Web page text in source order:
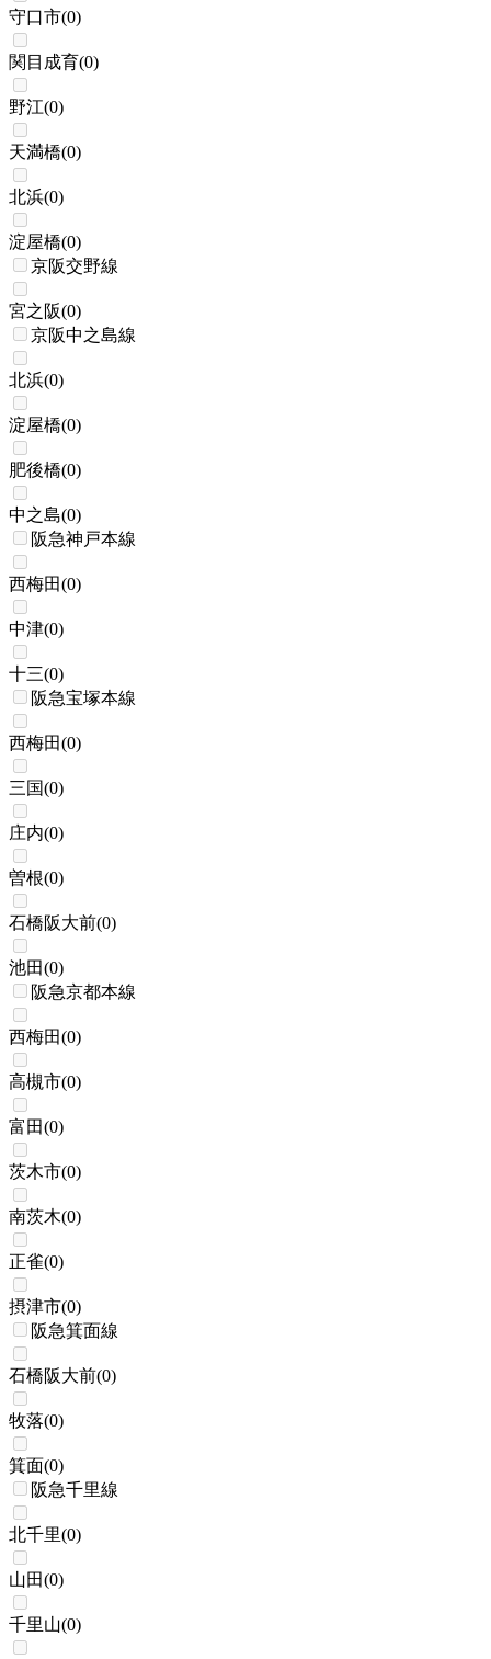
守口市(0)
関目成育(0)
野江(0)
天満橋(0)
北浜(0)
淀屋橋(0)
京阪交野線
宮之阪(0)
京阪中之島線
北浜(0)
淀屋橋(0)
肥後橋(0)
中之島(0)
阪急神戸本線
西梅田(0)
中津(0)
十三(0)
阪急宝塚本線
西梅田(0)
三国(0)
庄内(0)
曽根(0)
石橋阪大前(0)
池田(0)
阪急京都本線
西梅田(0)
高槻市(0)
富田(0)
茨木市(0)
南茨木(0)
正雀(0)
摂津市(0)
阪急箕面線
石橋阪大前(0)
牧落(0)
箕面(0)
阪急千里線
北千里(0)
山田(0)
千里山(0)